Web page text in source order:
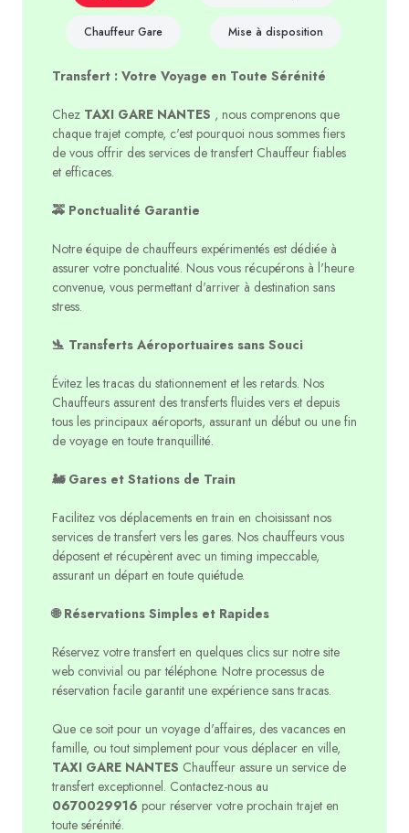
Chauffeur Gare Mise à disposition
Transfert : Votre Voyage en Toute Sérénité
Chez TAXI GARE NANTES , nous comprenons que
chaque trajet compte, c'est pourquoi nous sommes fiers
de vous offrir des services de transfert Chauffeur fiables
et efficaces.
🚕 Ponctualité Garantie
Notre équipe de chauffeurs expérimentés est dédiée à
assurer votre ponctualité. Nous vous récupérons à l'heure
convenue, vous permettant d'arriver à destination sans
stress.
🛬 Transferts Aéroportuaires sans Souci
Évitez les tracas du stationnement et les retards. Nos
Chauffeurs assurent des transferts fluides vers et depuis
tous les principaux aéroports, assurant un début ou une fin
de voyage en toute tranquillité.
🚂 Gares et Stations de Train
Facilitez vos déplacements en train en choisissant nos
services de transfert vers les gares. Nos chauffeurs vous
déposent et récupèrent avec un timing impeccable,
assurant un départ en toute quiétude.
🌐 Réservations Simples et Rapides
Réservez votre transfert en quelques clics sur notre site
web convivial ou par téléphone. Notre processus de
réservation facile garantit une expérience sans tracas.
Que ce soit pour un voyage d'affaires, des vacances en
famille, ou tout simplement pour vous déplacer en ville,
TAXI GARE NANTES Chauffeur assure un service de
transfert exceptionnel. Contactez-nous au
0670029916 pour réserver votre prochain trajet en
toute sérénité.